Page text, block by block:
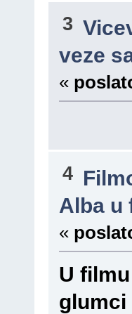
3
veze
«
4
Alba u
«
U
glumci